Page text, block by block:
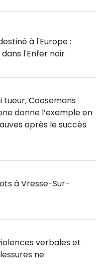
à l'Europe :
l'Enfer noir
Coosemans
donne l’exemple en
après le succès
à Vresse-Sur-
verbales et
ne